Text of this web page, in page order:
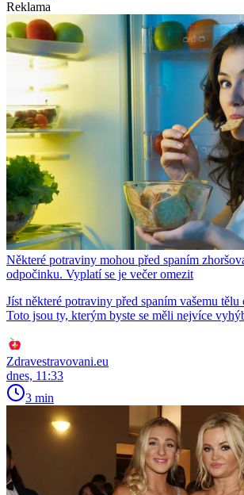
Reklama
Některé potraviny mohou před spaním
odpočinku. Vyplatí se je večer omezit
Jíst některé potraviny před spaním vašemu
Toto jsou ty, kterým byste se měli nejvíce
Zdravestravovani.eu
dnes, 11:33
3 min